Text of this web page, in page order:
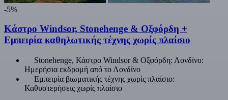
-5%
Κάστρο Windsor, Stonehenge & Οξφόρδη +
Εμπειρία καθηλωτικής τέχνης χωρίς πλαίσιο
Stonehenge, Κάστρο Windsor & Οξφόρδη: Λονδίνο:
Ημερήσια εκδρομή από το Λονδίνο
Εμπειρία βιωματικής τέχνης χωρίς πλαίσιο:
Καθυστερήσεις χωρίς πλαίσιο